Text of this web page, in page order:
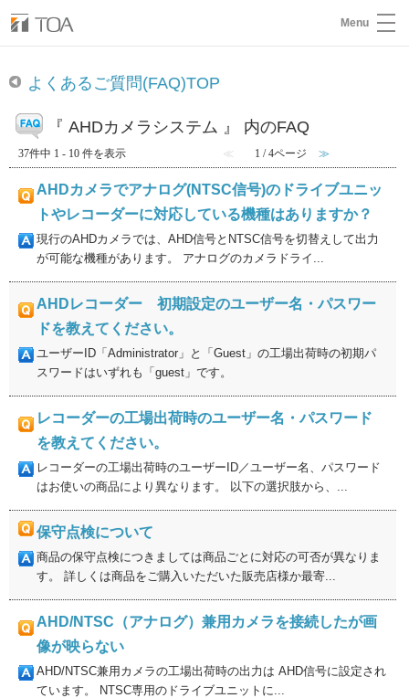
Menu
よくあるご質問(FAQ)TOP
『 AHDカメラシステム 』 内のFAQ
37件中 1 - 10 件を表示 ≪ 1 / 4ページ ≫
AHDカメラでアナログ(NTSC信号)のドライブユニッ
トやレコーダーに対応している機種はありますか？
現行のAHDカメラでは、AHD信号とNTSC信号を切替えして出力
が可能な機種があります。 アナログのカメラドライ...
AHDレコーダー 初期設定のユーザー名・パスワー
ドを教えてください。
ユーザーID「Administrator」と「Guest」の工場出荷時の初期パ
スワードはいずれも「guest」です。
レコーダーの工場出荷時のユーザー名・パスワード
を教えてください。
レコーダーの工場出荷時のユーザーID／ユーザー名、パスワード
はお使いの商品により異なります。 以下の選択肢から、...
保守点検について
商品の保守点検につきましては商品ごとに対応の可否が異なりま
す。 詳しくは商品をご購入いただいた販売店様か最寄...
AHD/NTSC（アナログ）兼用カメラを接続したが画
像が映らない
AHD/NTSC兼用カメラの工場出荷時の出力は AHD信号に設定され
ています。 NTSC専用のドライブユニットに...